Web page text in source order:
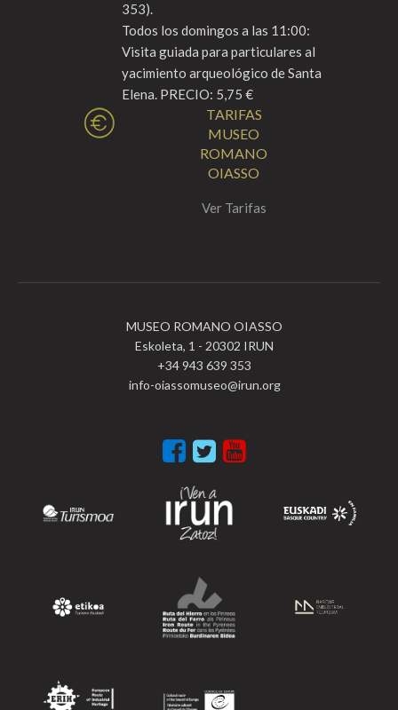
353).
Todos los domingos a las 11:00:
Visita guiada para particulares al
yacimiento arqueológico de Santa
Elena. PRECIO: 5,75 €
TARIFAS
MUSEO
ROMANO
OIASSO
Ver Tarifas
MUSEO ROMANO OIASSO
Eskoleta, 1 - 20302 IRUN
+34 943 639 353
info-oiassomuseo@irun.org